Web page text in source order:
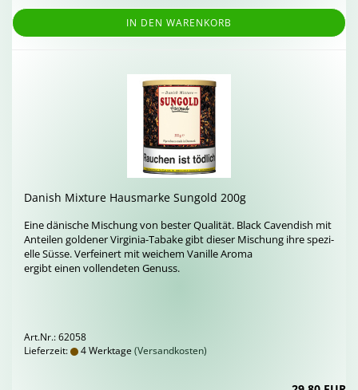
IN DEN WARENKORB
Da­nish Mix­tu­re Haus­mar­ke Sun­gold 200g
Eine dä­ni­sche Mi­schung von bes­ter Qua­li­tät. Black Ca­ven­dish mit
An­tei­len gol­de­ner Virginia-​Tabake gibt die­ser Mi­schung ihre spe­zi­
el­le Süsse. Ver­fei­nert mit wei­chem Va­nil­le Aroma
er­gibt einen voll­ende­ten Ge­nuss.
Art.Nr.: 62058
Lieferzeit:
4 Werktage (Versandkosten)